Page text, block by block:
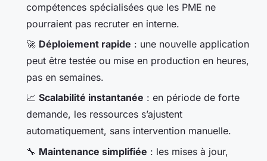
compétences spécialisées que les PME ne
pourraient pas recruter en interne.
🚀 Déploiement rapide : une nouvelle application
peut être testée ou mise en production en heures,
pas en semaines.
📈 Scalabilité instantanée : en période de forte
demande, les ressources s’ajustent
automatiquement, sans intervention manuelle.
🔧 Maintenance simplifiée : les mises à jour,